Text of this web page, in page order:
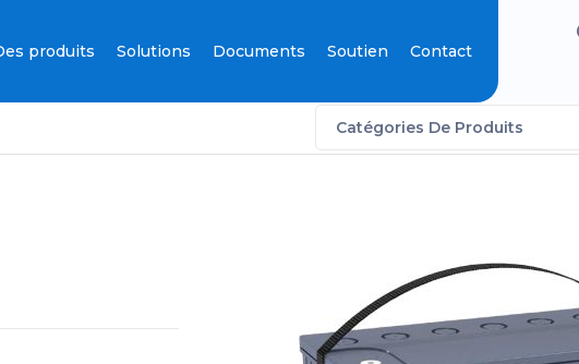
produits Solutions Documents Soutien Contact
Catégories De Produits